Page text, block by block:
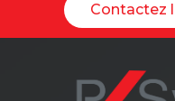
Contactez